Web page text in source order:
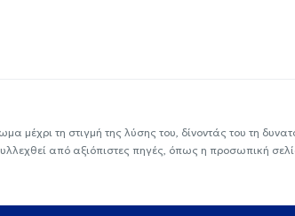
τη στιγμή της λύσης του, δίνοντάς του τη
από αξιόπιστες πηγές, όπως η προσωπική